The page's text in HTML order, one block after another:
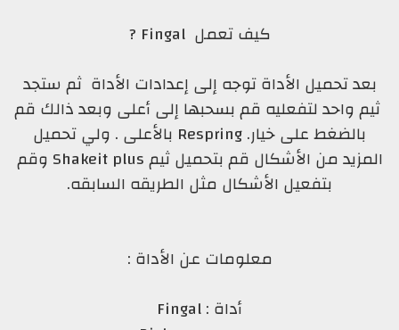
كيف تعمل Fingal ?
بعد تحميل الأداة توجه إلى إعدادات الأداة ثم ستجد
ثيم واحد لتفعليه قم بسحبها إلى أعلى وبعد ذالك قم
بالضغط على خيار. Respring بالأعلى . ولي تحميل
المزيد من الأشكال قم بتحميل ثيم Shakeit plus وقم
بتفعيل الأشكال مثل الطريقه السابقه.
معلومات عن الأداة :
أداة : Fingal